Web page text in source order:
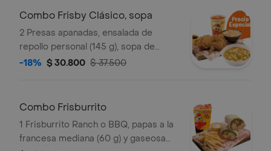
Combo Frisby Clásico, sopa
2 Presas apanadas, ensalada de
repollo personal (145 g), sopa de
verduras, ajiaquillo o consomé (350 g)
-18% $ 30.800 $ 37.500
Combo Frisburrito
1 Frisburrito Ranch o BBQ, papas a la
francesa mediana (60 g) y gaseosa